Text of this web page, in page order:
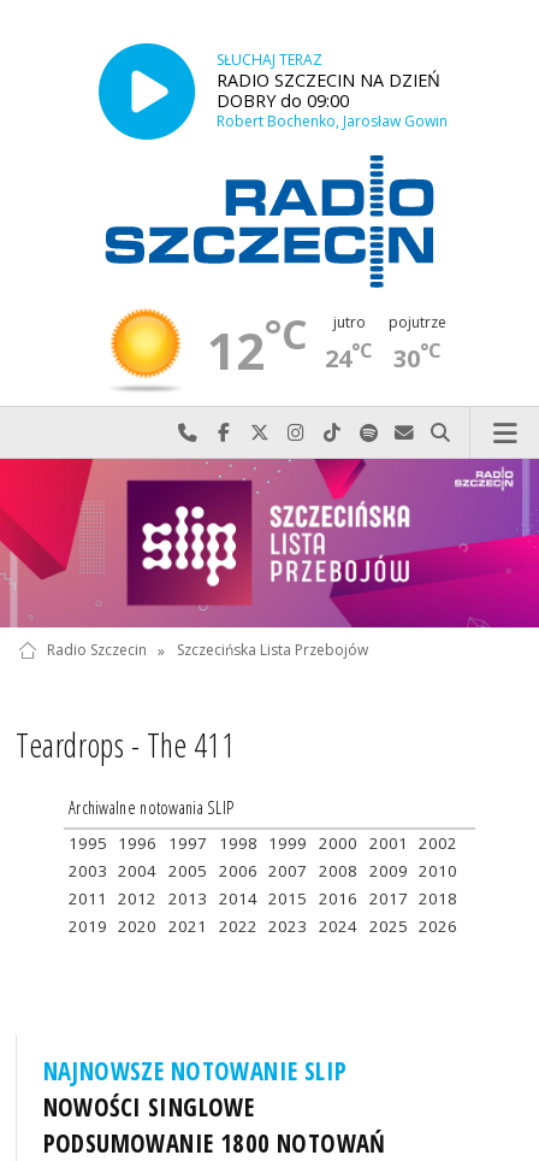
SŁUCHAJ TERAZ
RADIO SZCZECIN NA DZIEŃ
DOBRY do 09:00
Robert Bochenko, Jarosław Gowin
12°C jutro
24°C
pojutrze
30°C
Najlepiej po prostu do nas zadzwoń
Odwiedź nas na Facebook-u
Odwiedź nas na X
Odwiedź nas na Instagram-ie
Odwiedź nas na TikTok-u
Szukaj nas na Spotify
Wyślij do nas
Szukaj
Radio Szczecin » Szczecińska Lista Przebojów
Teardrops - The 411
Archiwalne notowania SLIP
1995 1996 1997 1998 1999 2000 2001
2002
2003 2004 2005 2006 2007 2008 2009 2010
2011
2012 2013 2014 2015 2016 2017 2018
2019 2020 2021 2022 2023 2024 2025 2026
NAJNOWSZE NOTOWANIE SLIP
NOWOŚCI SINGLOWE
PODSUMOWANIE 1800 NOTOWAŃ